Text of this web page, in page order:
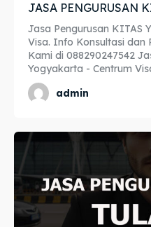
Asuransi
Blog
Asuransi
Blog
JASA PENGURUSAN
Jasa Pengurusan KITAS
Visa. Info Konsultasi dan
Kami di 088290247542 Jasa Pengurusan KITAS
Yogyakarta - Centrum
admin